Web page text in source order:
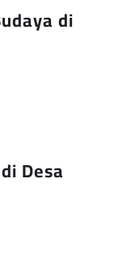
di
Desa